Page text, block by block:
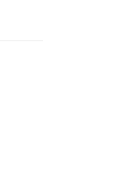
NELERDİR?